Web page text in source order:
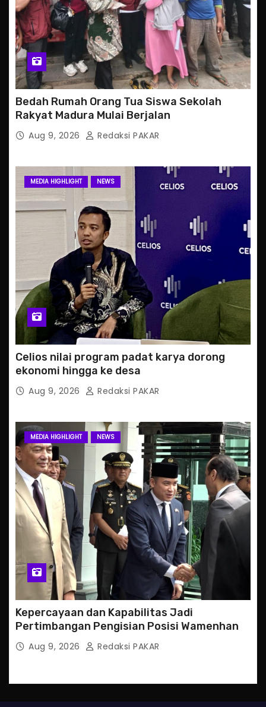
Bedah Rumah Orang Tua Siswa Sekolah
Rakyat Madura Mulai Berjalan
Aug 9, 2026 Redaksi PAKAR
MEDIA HIGHLIGHT NEWS
Celios nilai program padat karya dorong
ekonomi hingga ke desa
Aug 9, 2026 Redaksi PAKAR
MEDIA HIGHLIGHT NEWS
Kepercayaan dan Kapabilitas Jadi
Pertimbangan Pengisian Posisi Wamenhan
Aug 9, 2026 Redaksi PAKAR